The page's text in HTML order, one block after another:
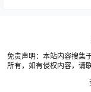
免责声明：本站内容搜集
所有，如有侵权内容，请